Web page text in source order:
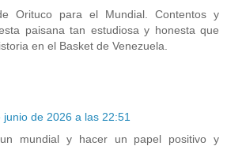
Orituco para el Mundial. Contentos y
paisana tan estudiosa y honesta que
en el Basket de Venezuela.
junio de 2026 a las 22:51
mundial y hacer un papel positivo y